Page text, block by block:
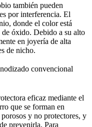
también pueden
por interferencia. El
donde el color está
de óxido. Debido a su alto
en joyería de alta
de nicho.
convencional
eficaz mediante el
que se forman en
y no protectores, y
prevenirla. Para